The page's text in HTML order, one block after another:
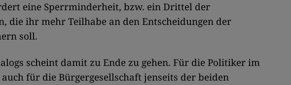
eine Sperrminderheit, bzw. ein Drittel der
die ihr mehr Teilhabe an den Entscheidungen der
soll.
scheint damit zu Ende zu gehen. Für die Politiker im
für die Bürgergesellschaft jenseits der beiden